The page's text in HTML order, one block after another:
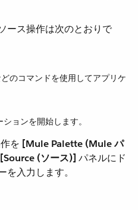
ース操作は次のとおりで
どのコマンドを使用してアプリケ
ョンを開始します。
を [Mule Palette (Mule パ
[Source (ソース)] ​ パネルにド
入力します。